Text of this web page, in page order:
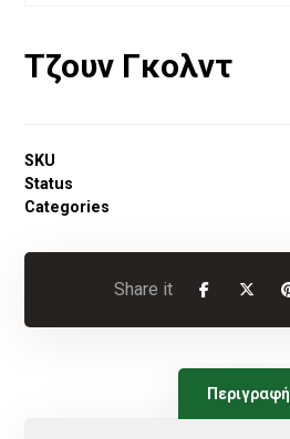
Τζουν Γκολντ
SKU
Status
Categories
Περιγραφή